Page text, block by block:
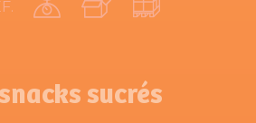
snacks sucrés